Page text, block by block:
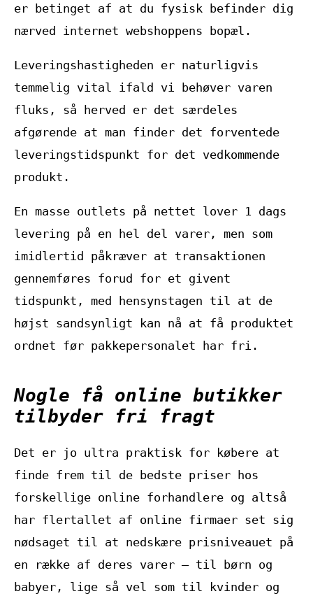
er betinget af at du fysisk befinder dig
nærved internet webshoppens bopæl.
Leveringshastigheden er naturligvis
temmelig vital ifald vi behøver varen
fluks, så herved er det særdeles
afgørende at man finder det forventede
leveringstidspunkt for det vedkommende
produkt.
En masse outlets på nettet lover 1 dags
levering på en hel del varer, men som
imidlertid påkræver at transaktionen
gennemføres forud for et givent
tidspunkt, med hensynstagen til at de
højst sandsynligt kan nå at få produktet
ordnet før pakkepersonalet har fri.
Nogle få online butikker
tilbyder fri fragt
Det er jo ultra praktisk for købere at
finde frem til de bedste priser hos
forskellige online forhandlere og altså
har flertallet af online firmaer set sig
nødsaget til at nedskære prisniveauet på
en række af deres varer – til børn og
babyer, lige så vel som til kvinder og